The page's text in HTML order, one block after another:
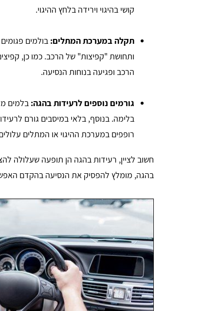
קושי בהיגוי וירידה בלחץ ההיגוי.
תקלה במערכת המתלים:בולמים
ותחושת "קפיצות" של הרכב. כמו כן,
הרכב ופגיעה בנוחות הנסיעה.
גורמים נוספים לרעידות בהגה: בלמים
בלימה. בנוסף, בלאי במיסבים גורם
רופפים במערכת ההיגוי או המתלים
חשוב לציין, רעידות בהגה הן תופעה שעלולה
בהגה, מומלץ להפסיק את הנסיעה בהקדם